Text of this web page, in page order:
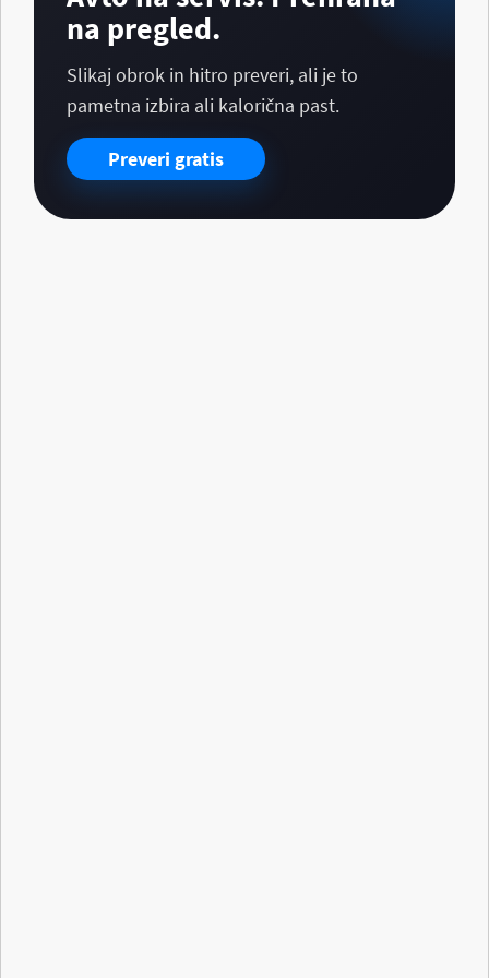
na pregled.
Slikaj obrok in hitro preveri, ali je to
pametna izbira ali kalorična past.
Preveri gratis